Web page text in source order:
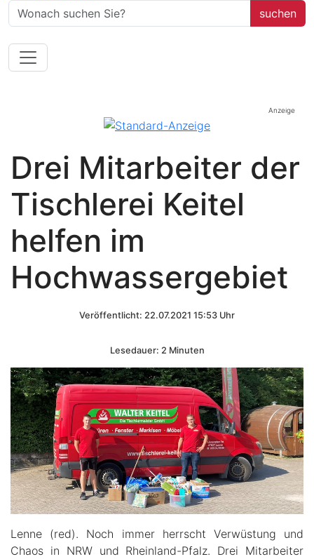
Anzeige
Drei Mitarbeiter der
Tischlerei Keitel
helfen im
Hochwassergebiet
Veröffentlicht: 22.07.2021 15:53 Uhr
Lesedauer: 2 Minuten
Lenne (red). Noch immer herrscht Verwüstung und
Chaos in NRW und Rheinland-Pfalz. Drei Mitarbeiter